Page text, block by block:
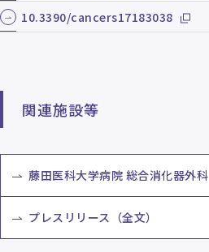
10.3390/cancers17183038
関連施設等
藤田医科大学病院 総合消化器外科
プレスリリース（全文）